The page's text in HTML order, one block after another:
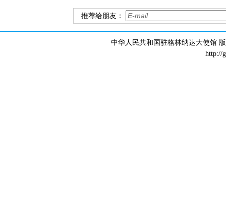
推荐给朋友：
中华人民共和国驻格林纳达大使馆
http://